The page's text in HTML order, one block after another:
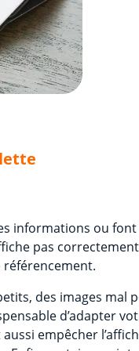
informations ou
pas
référencement.
des images mal
d’adapter
empêcher